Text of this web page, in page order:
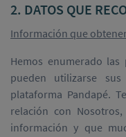
2. DATOS QUE
Información que
Hemos enumerado
pueden utilizarse
plataforma Pandapé.
relación con
información y que